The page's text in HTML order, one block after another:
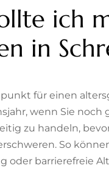
ich
in
für einen
wenn Sie
zu handeln,
So
oder barrierefreie